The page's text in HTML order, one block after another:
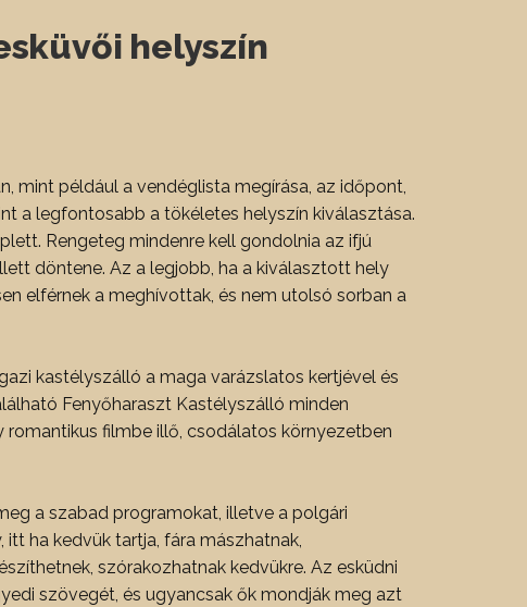
helyszín
mint például a vendéglista megírása, az időpont,
a legfontosabb a tökéletes helyszín kiválasztása.
Rengeteg mindenre kell gondolnia az ifjú
döntene. Az a legjobb, ha a kiválasztott hely
elférnek a meghívottak, és nem utolsó sorban a
kastélyszálló a maga varázslatos kertjével és
Fenyőharaszt Kastélyszálló minden
romantikus filmbe illő, csodálatos környezetben
a szabad programokat, illetve a polgári
ha kedvük tartja, fára mászhatnak,
szórakozhatnak kedvükre. Az esküdni
szövegét, és ugyancsak ők mondják meg azt